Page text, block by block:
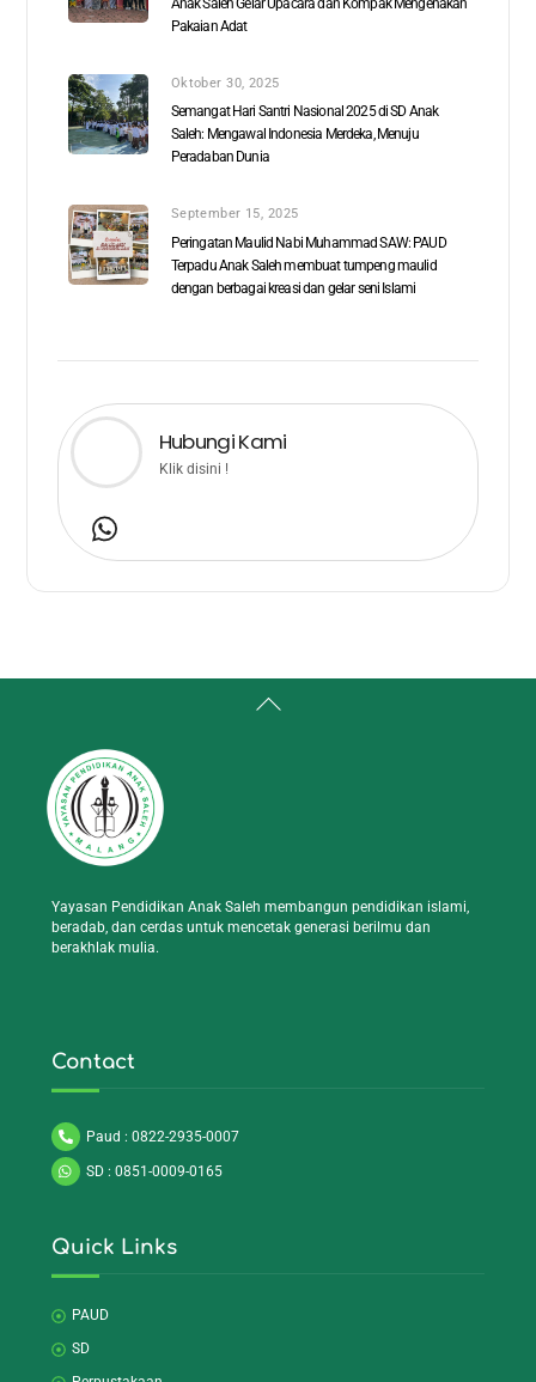
Anak Saleh Gelar Upacara dan Kompak Mengenakan
Pakaian Adat
Oktober 30, 2025
Semangat Hari Santri Nasional 2025 di SD Anak
Saleh: Mengawal Indonesia Merdeka, Menuju
Peradaban Dunia
September 15, 2025
Peringatan Maulid Nabi Muhammad SAW: PAUD
Terpadu Anak Saleh membuat tumpeng maulid
dengan berbagai kreasi dan gelar seni Islami
Hubungi Kami
Klik disini !
Back
Yayasan Pendidikan Anak Saleh membangun pendidikan islami,
beradab, dan cerdas untuk mencetak generasi berilmu dan
berakhlak mulia.
Contact
Paud : 0822-2935-0007
SD : 0851-0009-0165
Quick Links
PAUD
SD